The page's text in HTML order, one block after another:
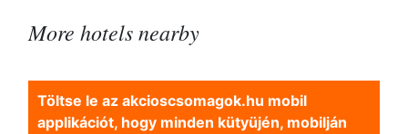
More hotels nearby
Töltse le az akcioscsomagok.hu mobil
applikációt, hogy minden kütyüjén, mobilján